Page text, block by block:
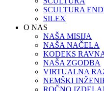
SCULTURA
SILEX
O NAS
NAŠA MISIJA
NAŠA NAČELA
KODEKS
NAŠA ZGODBA
VIRTUALNA
NEMŠKI
ROČNO